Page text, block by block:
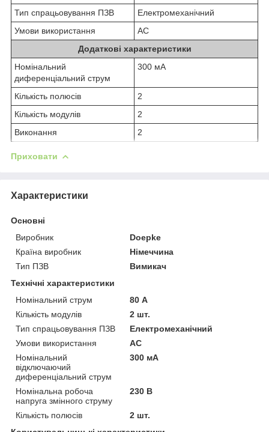
Тип спрацьовування ПЗВ
Електромеханічний
Умови використання
АС
Додаткові характеристики
Номінальний
диференціальний струм
300 мА
Кількість полюсів
2
Кількість модулів
2
Виконання
2
Приховати
Характеристики
Основні
Виробник
Doepke
Країна виробник
Німеччина
Тип ПЗВ
Вимикач
Технічні характеристики
Номінальний струм
80 А
Кількість модулів
2 шт.
Тип спрацьовування ПЗВ
Електромеханічний
Умови використання
АС
Номінальний
відключаючий
диференціальний струм
300 мА
Номінальна робоча
напруга змінного струму
230 В
Кількість полюсів
2 шт.